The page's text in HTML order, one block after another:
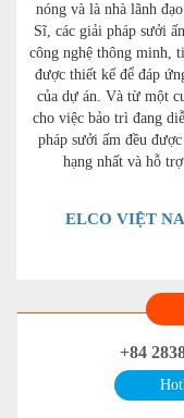
nóng và là nhà lãnh
Sĩ, các giải pháp sưởi
công nghệ thông minh,
được thiết kế để đáp
của dự án. Và từ một
cho việc bảo trì đang
pháp sưởi ấm đều
hạng nhất và hỗ trợ
ELCO VIỆT
+84